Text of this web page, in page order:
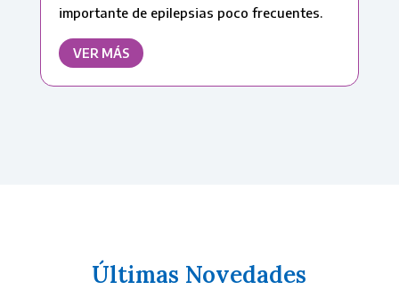
importante de epilepsias poco frecuentes.
VER MÁS
Últimas Novedades